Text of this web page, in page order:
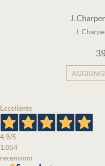
J.
J.
Eccellente
4,9/5
1.054
recensioni